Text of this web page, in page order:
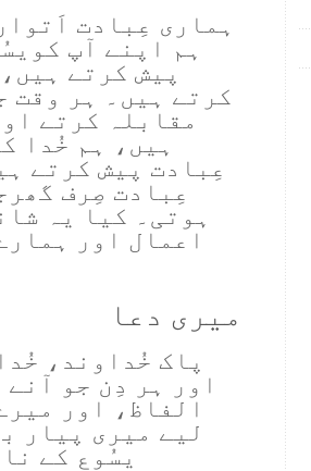
ہماری عِبادت
ہم اپنے آپ
پیش کرتے
کرتے ہیں۔ ہر وقت
مقابلہ کرتے
ہیں، ہم خُدا
عِبادت پیش کرتے
عِبادت صِرف
ہوتی۔ کیا یہ
اعمال اور
میری دعا
پاک خُداوند،
اور ہر دِن جو آنے
الفاظ، اور
لیے میری پیار
یسُوع کے